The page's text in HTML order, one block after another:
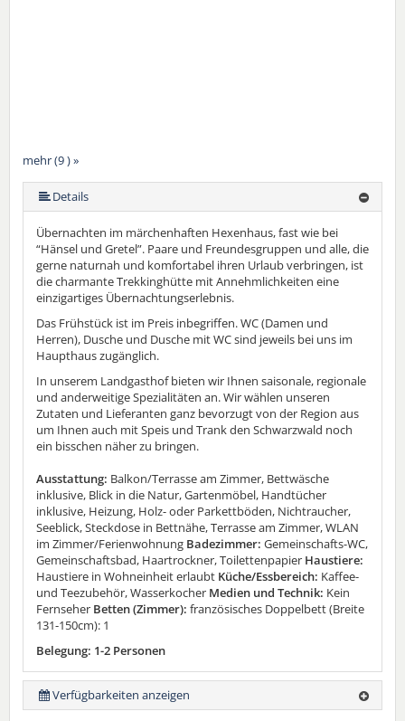
mehr (9 ) »
mehr (9 ) »
mehr (9 ) »
mehr (9 ) »
mehr (9 ) »
mehr (9 ) »
Details
Übernachten im märchenhaften Hexenhaus, fast wie bei
“Hänsel und Gretel”. Paare und Freundesgruppen und alle, die
gerne naturnah und komfortabel ihren Urlaub verbringen, ist
die charmante Trekkinghütte mit Annehmlichkeiten eine
einzigartiges Übernachtungserlebnis.
Das Frühstück ist im Preis inbegriffen. WC (Damen und
Herren), Dusche und Dusche mit WC sind jeweils bei uns im
Haupthaus zugänglich.
In unserem Landgasthof bieten wir Ihnen saisonale, regionale
und anderweitige Spezialitäten an. Wir wählen unseren
Zutaten und Lieferanten ganz bevorzugt von der Region aus
um Ihnen auch mit Speis und Trank den Schwarzwald noch
ein bisschen näher zu bringen.
Ausstattung: Balkon/Terrasse am Zimmer, Bettwäsche
inklusive, Blick in die Natur, Gartenmöbel, Handtücher
inklusive, Heizung, Holz- oder Parkettböden, Nichtraucher,
Seeblick, Steckdose in Bettnähe, Terrasse am Zimmer, WLAN
im Zimmer/Ferienwohnung Badezimmer: Gemeinschafts-WC,
Gemeinschaftsbad, Haartrockner, Toilettenpapier Haustiere:
Haustiere in Wohneinheit erlaubt Küche/Essbereich: Kaffee-
und Teezubehör, Wasserkocher Medien und Technik: Kein
Fernseher Betten (Zimmer): französisches Doppelbett (Breite
131-150cm): 1
Belegung: 1-2 Personen
Verfügbarkeiten anzeigen